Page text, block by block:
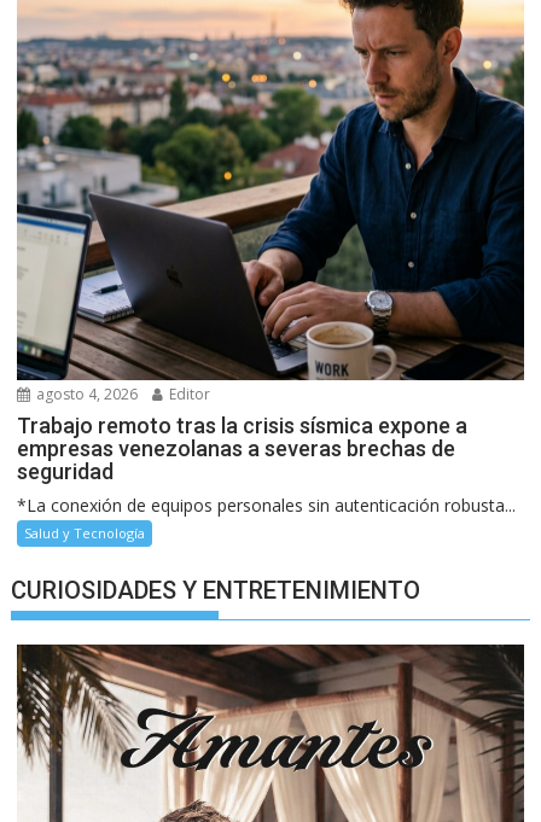
agosto 4, 2026 Editor
Trabajo remoto tras la crisis sísmica expone a
empresas venezolanas a severas brechas de
seguridad
*La conexión de equipos personales sin autenticación robusta...
Salud y Tecnología
CURIOSIDADES Y ENTRETENIMIENTO